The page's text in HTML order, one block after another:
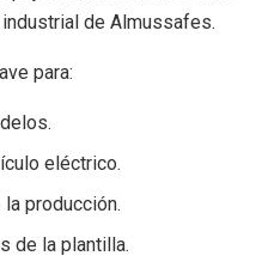
de Almussafes.
para:
eléctrico.
producción.
de la plantilla.